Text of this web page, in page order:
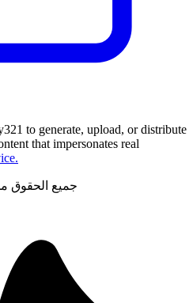
to generate, upload, or distribute
that impersonates real
جميع الحقوق